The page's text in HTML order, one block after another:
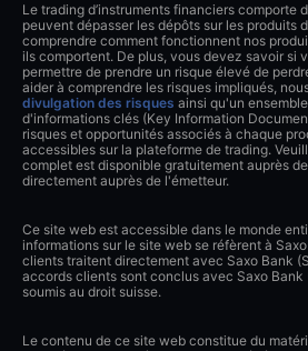
Le trading d’instruments financiers comporte
peuvent dépasser les dépôts sur les produits
comprendre comment fonctionnent nos
ils comportent. De plus, vous devez savoir si
permettre de prendre un risque élevé de
aider à comprendre les risques impliqués,
divulgation des risques ainsi qu'un
d'informations clés (Key Information
risques et opportunités associés à chaque
accessibles sur la plateforme de trading.
complet est disponible gratuitement auprès
directement auprès de l'émetteur.
Ce site web est accessible dans le monde
informations sur le site web se réfèrent à
clients traitent directement avec Saxo Bank
accords clients sont conclus avec Saxo Bank
soumis au droit suisse.
Le contenu de ce site web constitue du